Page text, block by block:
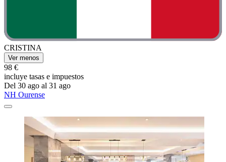
CRISTINA
Ver menos
98 €
incluye tasas e impuestos
Del 30 ago al 31 ago
NH Ourense